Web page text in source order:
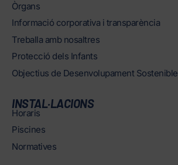
Òrgans
Informació corporativa i transparència
Treballa amb nosaltres
Protecció dels Infants
Objectius de Desenvolupament Sostenible
INSTAL·LACIONS
Horaris
Piscines
Normatives